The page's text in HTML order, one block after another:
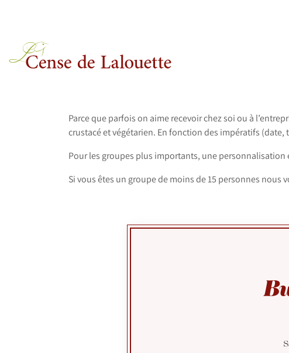
Parce que parfois on aime recevoir chez soi ou à
crustacé et végétarien. En fonction des impératifs
Pour les groupes plus importants, une personnalisation
Si vous êtes un groupe de moins de 15 personnes nous